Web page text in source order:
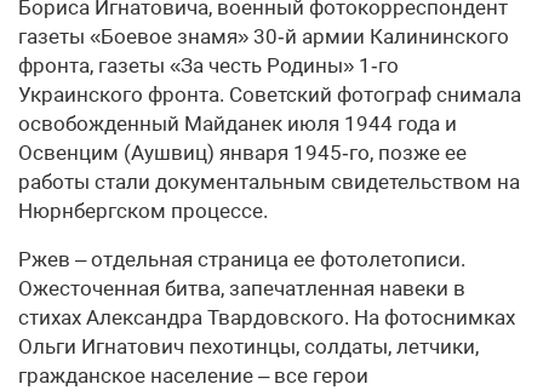
Бориса Игнатовича, военный фотокорреспондент
газеты «Боевое знамя» 30‑й армии Калининского
фронта, газеты «За честь Родины» 1‑го
Украинского фронта. Советский фотограф снимала
освобожденный Майданек июля 1944 года и
Освенцим (Аушвиц) января 1945‑го, позже ее
работы стали документальным свидетельством на
Нюрнбергском процессе.
Ржев – отдельная страница ее фотолетописи.
Ожесточенная битва, запечатленная навеки в
стихах Александра Твардовского. На фотоснимках
Ольги Игнатович пехотинцы, солдаты, летчики,
гражданское население – все герои